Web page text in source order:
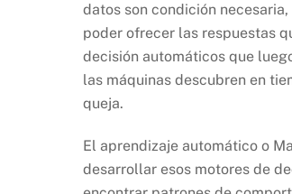
datos son condición
poder ofrecer las respuestas
decisión automáticos que
las máquinas descubren en
queja.
El aprendizaje automático o
desarrollar esos motores de